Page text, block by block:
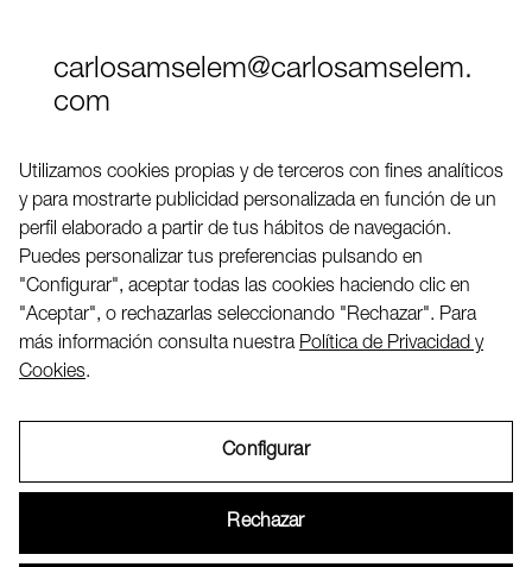
carlosamselem@carlosamselem.
com
Twitter
LinkedIN
2026 ©
Utilizamos cookies propias y de terceros con fines analíticos
y para mostrarte publicidad personalizada en función de un
perfil elaborado a partir de tus hábitos de navegación.
Puedes personalizar tus preferencias pulsando en
"Configurar", aceptar todas las cookies haciendo clic en
"Aceptar", o rechazarlas seleccionando "Rechazar". Para
más información consulta nuestra Política de Privacidad y
Cookies.
Configurar
Rechazar
Política de Privacidad y Cookies